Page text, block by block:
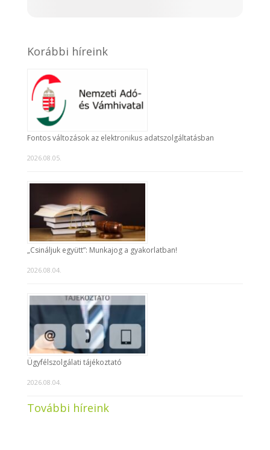
Korábbi híreink
Fontos változások az elektronikus adatszolgáltatásban
2026.08.05.
„Csináljuk együtt”: Munkajog a gyakorlatban!
2026.08.04.
Ügyfélszolgálati tájékoztató
2026.08.04.
További híreink